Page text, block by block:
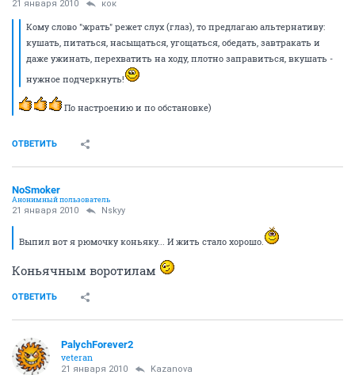
21 января 2010 кок
Кому слово "жрать" режет слух (глаз), то предлагаю альтернативу:
кушать, питаться, насыщаться, угощаться, обедать, завтракать и
даже ужинать, перехватить на ходу, плотно заправиться, вкушать -
нужное подчеркнуть!
По настроению и по обстановке)
ОТВЕТИТЬ
NoSmoker
Анонимный пользователь
21 января 2010 Nskyy
Выпил вот я рюмочку коньяку... И жить стало хорошо.
Коньячным воротилам
ОТВЕТИТЬ
PalychForever2
veteran
21 января 2010 Kazanova